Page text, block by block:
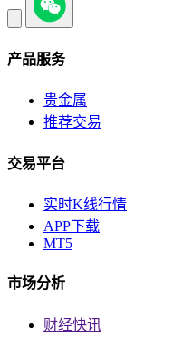
产品服务
贵金属
推荐交易
交易平台
实时K线行情
APP下载
MT5
市场分析
财经快讯